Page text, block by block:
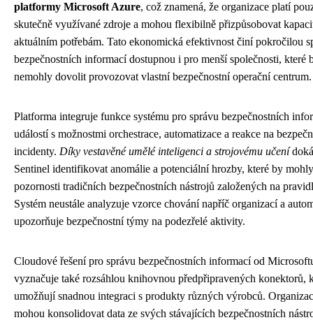
platformy Microsoft Azure, což znamená, že organizace platí
skutečně využívané zdroje a mohou flexibilně přizpůsobovat
aktuálním potřebám. Tato ekonomická efektivnost činí pokročilou
bezpečnostních informací dostupnou i pro menší společnosti, které
nemohly dovolit provozovat vlastní bezpečnostní operační centrum.
Platforma integruje funkce systému pro správu bezpečnostních
událostí s možnostmi orchestrace, automatizace a reakce na
incidenty. Díky vestavěné umělé inteligenci a strojovému učení
Sentinel identifikovat anomálie a potenciální hrozby, které by
pozornosti tradičních bezpečnostních nástrojů založených na
Systém neustále analyzuje vzorce chování napříč organizací a
upozorňuje bezpečnostní týmy na podezřelé aktivity.
Cloudové řešení pro správu bezpečnostních informací od
vyznačuje také rozsáhlou knihovnou předpřipravených konektorů,
umožňují snadnou integraci s produkty různých výrobců.
mohou konsolidovat data ze svých stávajících bezpečnostních